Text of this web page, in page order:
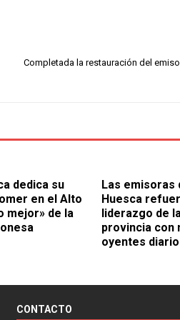
Completada la restauración del
dedica su
en el Alto
mejor» de la
Las emisoras
Huesca
liderazgo de
provincia con
oyentes
CONTACTO